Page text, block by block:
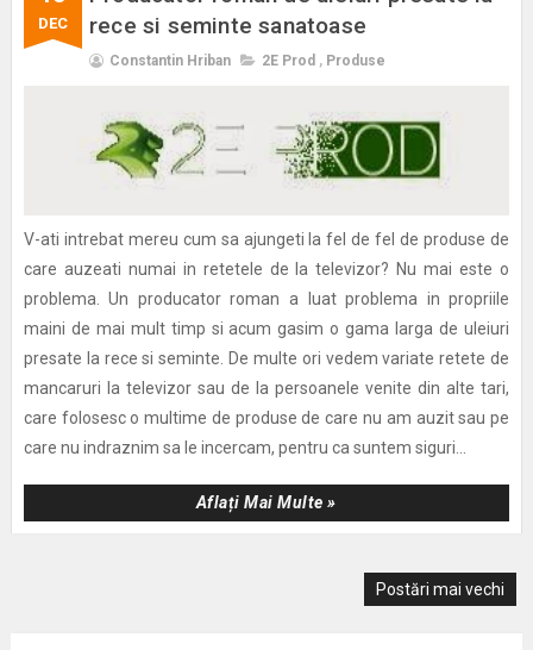
DEC
rece si seminte sanatoase
Constantin Hriban 2E Prod , Produse
V-ati intrebat mereu cum sa ajungeti la fel de fel de produse de
care auzeati numai in retetele de la televizor? Nu mai este o
problema. Un producator roman a luat problema in propriile
maini de mai mult timp si acum gasim o gama larga de uleiuri
presate la rece si seminte. De multe ori vedem variate retete de
mancaruri la televizor sau de la persoanele venite din alte tari,
care folosesc o multime de produse de care nu am auzit sau pe
care nu indraznim sa le incercam, pentru ca suntem siguri...
Aflați Mai Multe »
Postări mai vechi